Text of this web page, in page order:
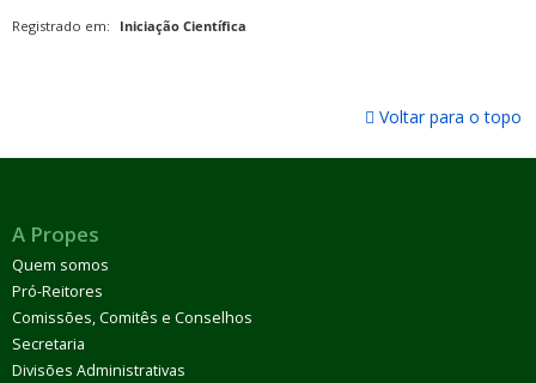
Registrado em: Iniciação Científica
Voltar para o topo
A Propes
Quem somos
Pró-Reitores
Comissões, Comitês e Conselhos
Secretaria
Divisões Administrativas